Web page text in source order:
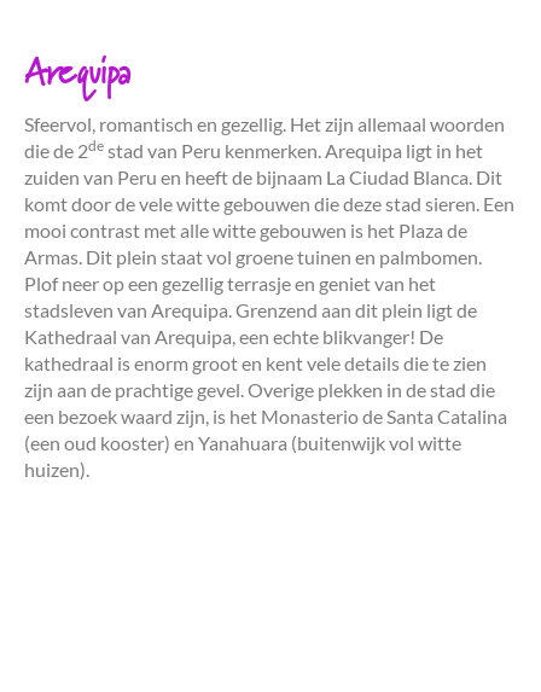
Arequipa
Sfeervol, romantisch en gezellig. Het zijn allemaal woorden
die de 2de stad van Peru kenmerken. Arequipa ligt in het
zuiden van Peru en heeft de bijnaam La Ciudad Blanca. Dit
komt door de vele witte gebouwen die deze stad sieren. Een
mooi contrast met alle witte gebouwen is het Plaza de
Armas. Dit plein staat vol groene tuinen en palmbomen.
Plof neer op een gezellig terrasje en geniet van het
stadsleven van Arequipa. Grenzend aan dit plein ligt de
Kathedraal van Arequipa, een echte blikvanger! De
kathedraal is enorm groot en kent vele details die te zien
zijn aan de prachtige gevel. Overige plekken in de stad die
een bezoek waard zijn, is het Monasterio de Santa Catalina
(een oud kooster) en Yanahuara (buitenwijk vol witte
huizen).